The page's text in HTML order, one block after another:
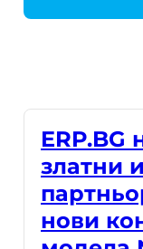
h
ERP.BG
златни
нови